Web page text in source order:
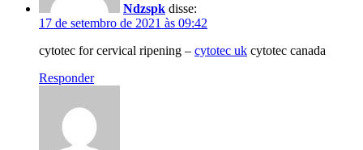
Ndzspk disse:
17 de setembro de 2021 às 09:42
cytotec for cervical ripening – cytotec uk cytotec canada
Responder